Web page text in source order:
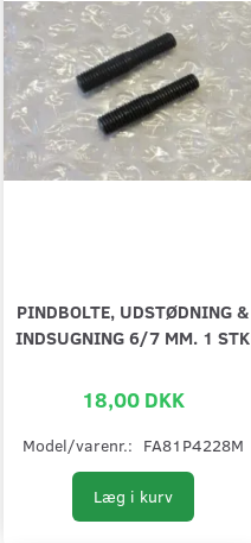
PINDBOLTE, UDSTØDNING &
INDSUGNING 6/7 MM. 1 STK
18,00 DKK
Model/varenr.: FA81P4228M
Læg i kurv